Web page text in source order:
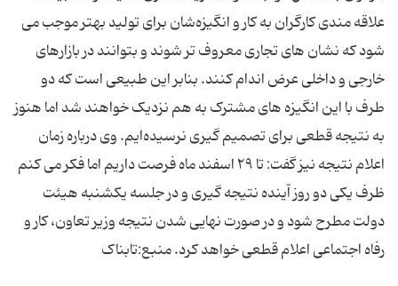
علاقه مندی کارگران به کار و انگیزه‌شان برای تولید بهتر موجب می
شود که نشان های تجاری معروف تر شوند و بتوانند در بازارهای
خارجی و داخلی عرض اندام کنند. بنابر این طبیعی است که دو
طرف با این انگیزه های مشترک به هم نزدیک خواهند شد اما هنوز
به نتیجه قطعی برای تصمیم گیری نرسیده‌ایم. وی درباره زمان
اعلام نتیجه نیز گفت: تا ۲۹ اسفند ماه فرصت داریم اما فکر می کنم
ظرف یکی دو روز آینده نتیجه گیری و در جلسه یکشنبه هیئت
دولت مطرح شود و در صورت نهایی شدن نتیجه وزیر تعاون، کار و
رفاه اجتماعی اعلام قطعی خواهد کرد. منبع:تابناک